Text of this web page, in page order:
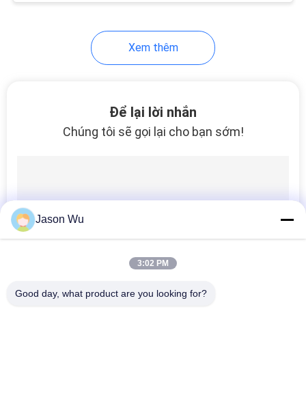
Bơm thủy lực
Van điều khiển bơm
thủy lực
Xem thêm
Để lại lời nhắn
Chúng tôi sẽ gọi lại cho bạn sớm!
Jason Wu
3:02 PM
Good day, what product are you looking for?